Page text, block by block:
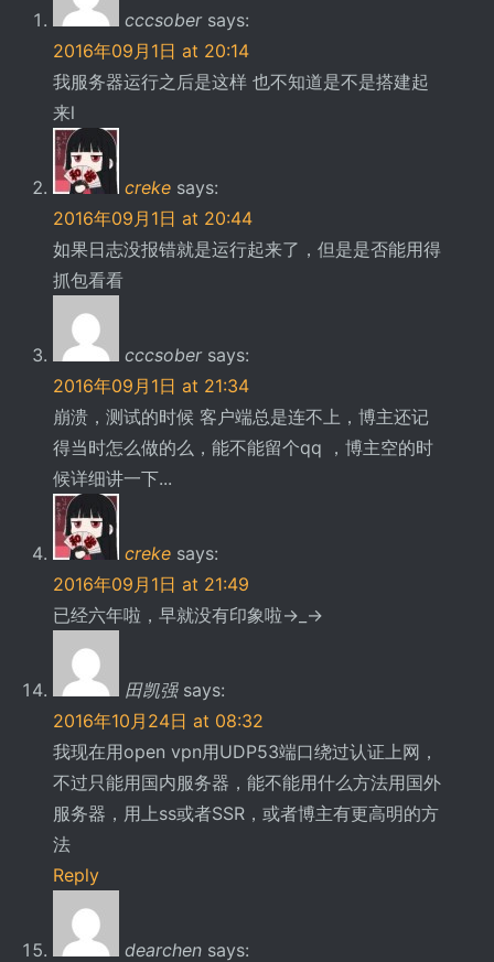
cccsober says:
2016年09月1日 at 20:14
我服务器运行之后是这样 也不知道是不是搭建起
来l
creke says:
2016年09月1日 at 20:44
如果日志没报错就是运行起来了，但是是否能用得
抓包看看
cccsober says:
2016年09月1日 at 21:34
崩溃，测试的时候 客户端总是连不上，博主还记
得当时怎么做的么，能不能留个qq ，博主空的时
候详细讲一下...
creke says:
2016年09月1日 at 21:49
已经六年啦，早就没有印象啦→_→
田凯强 says:
2016年10月24日 at 08:32
我现在用open vpn用UDP53端口绕过认证上网，
不过只能用国内服务器，能不能用什么方法用国外
服务器，用上ss或者SSR，或者博主有更高明的方
法
Reply
dearchen says: